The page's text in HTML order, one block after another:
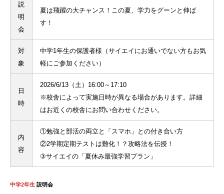
説
明
会
夏は飛躍の大チャンス！この夏、学力をグーンと伸ば
す！
対
象
中学1年生の保護者様（サイエイにお通いでない方もお気
軽にご参加ください）
日
時
2026/6/13（土）16:00～17:10
※校舎によって実施日時が異なる場合があります。詳細
はお近くの校舎にお問い合わせください。
内
容
①勉強と部活の両立と「スマホ」との付き合い方
②2学期定期テストは難化！？攻略法を伝授！
③サイエイの「夏休み最強学習プラン」
中学2年生 説明会